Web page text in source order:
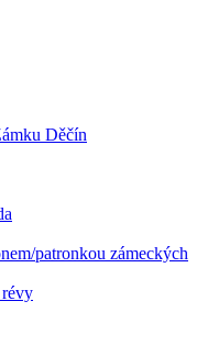
Děčín
patronkou zámeckých